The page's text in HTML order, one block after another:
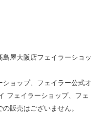
屋大阪店フェイラーショッ
ョップ、フェイラー公式オ
フェイラーショップ、フェ
販売はございません。